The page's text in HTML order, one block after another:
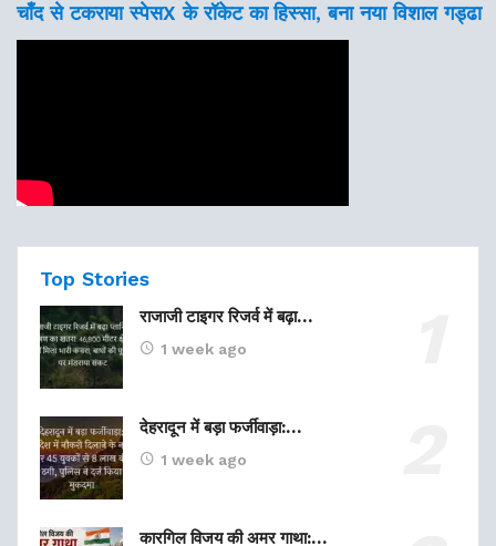
चाँद से टकराया स्पेसX के रॉकेट का हिस्सा, बना नया विशाल गड्ढा
Top Stories
राजाजी टाइगर रिजर्व में बढ़ा…
1 week ago
देहरादून में बड़ा फर्जीवाड़ा:…
1 week ago
कारगिल विजय की अमर गाथा:…